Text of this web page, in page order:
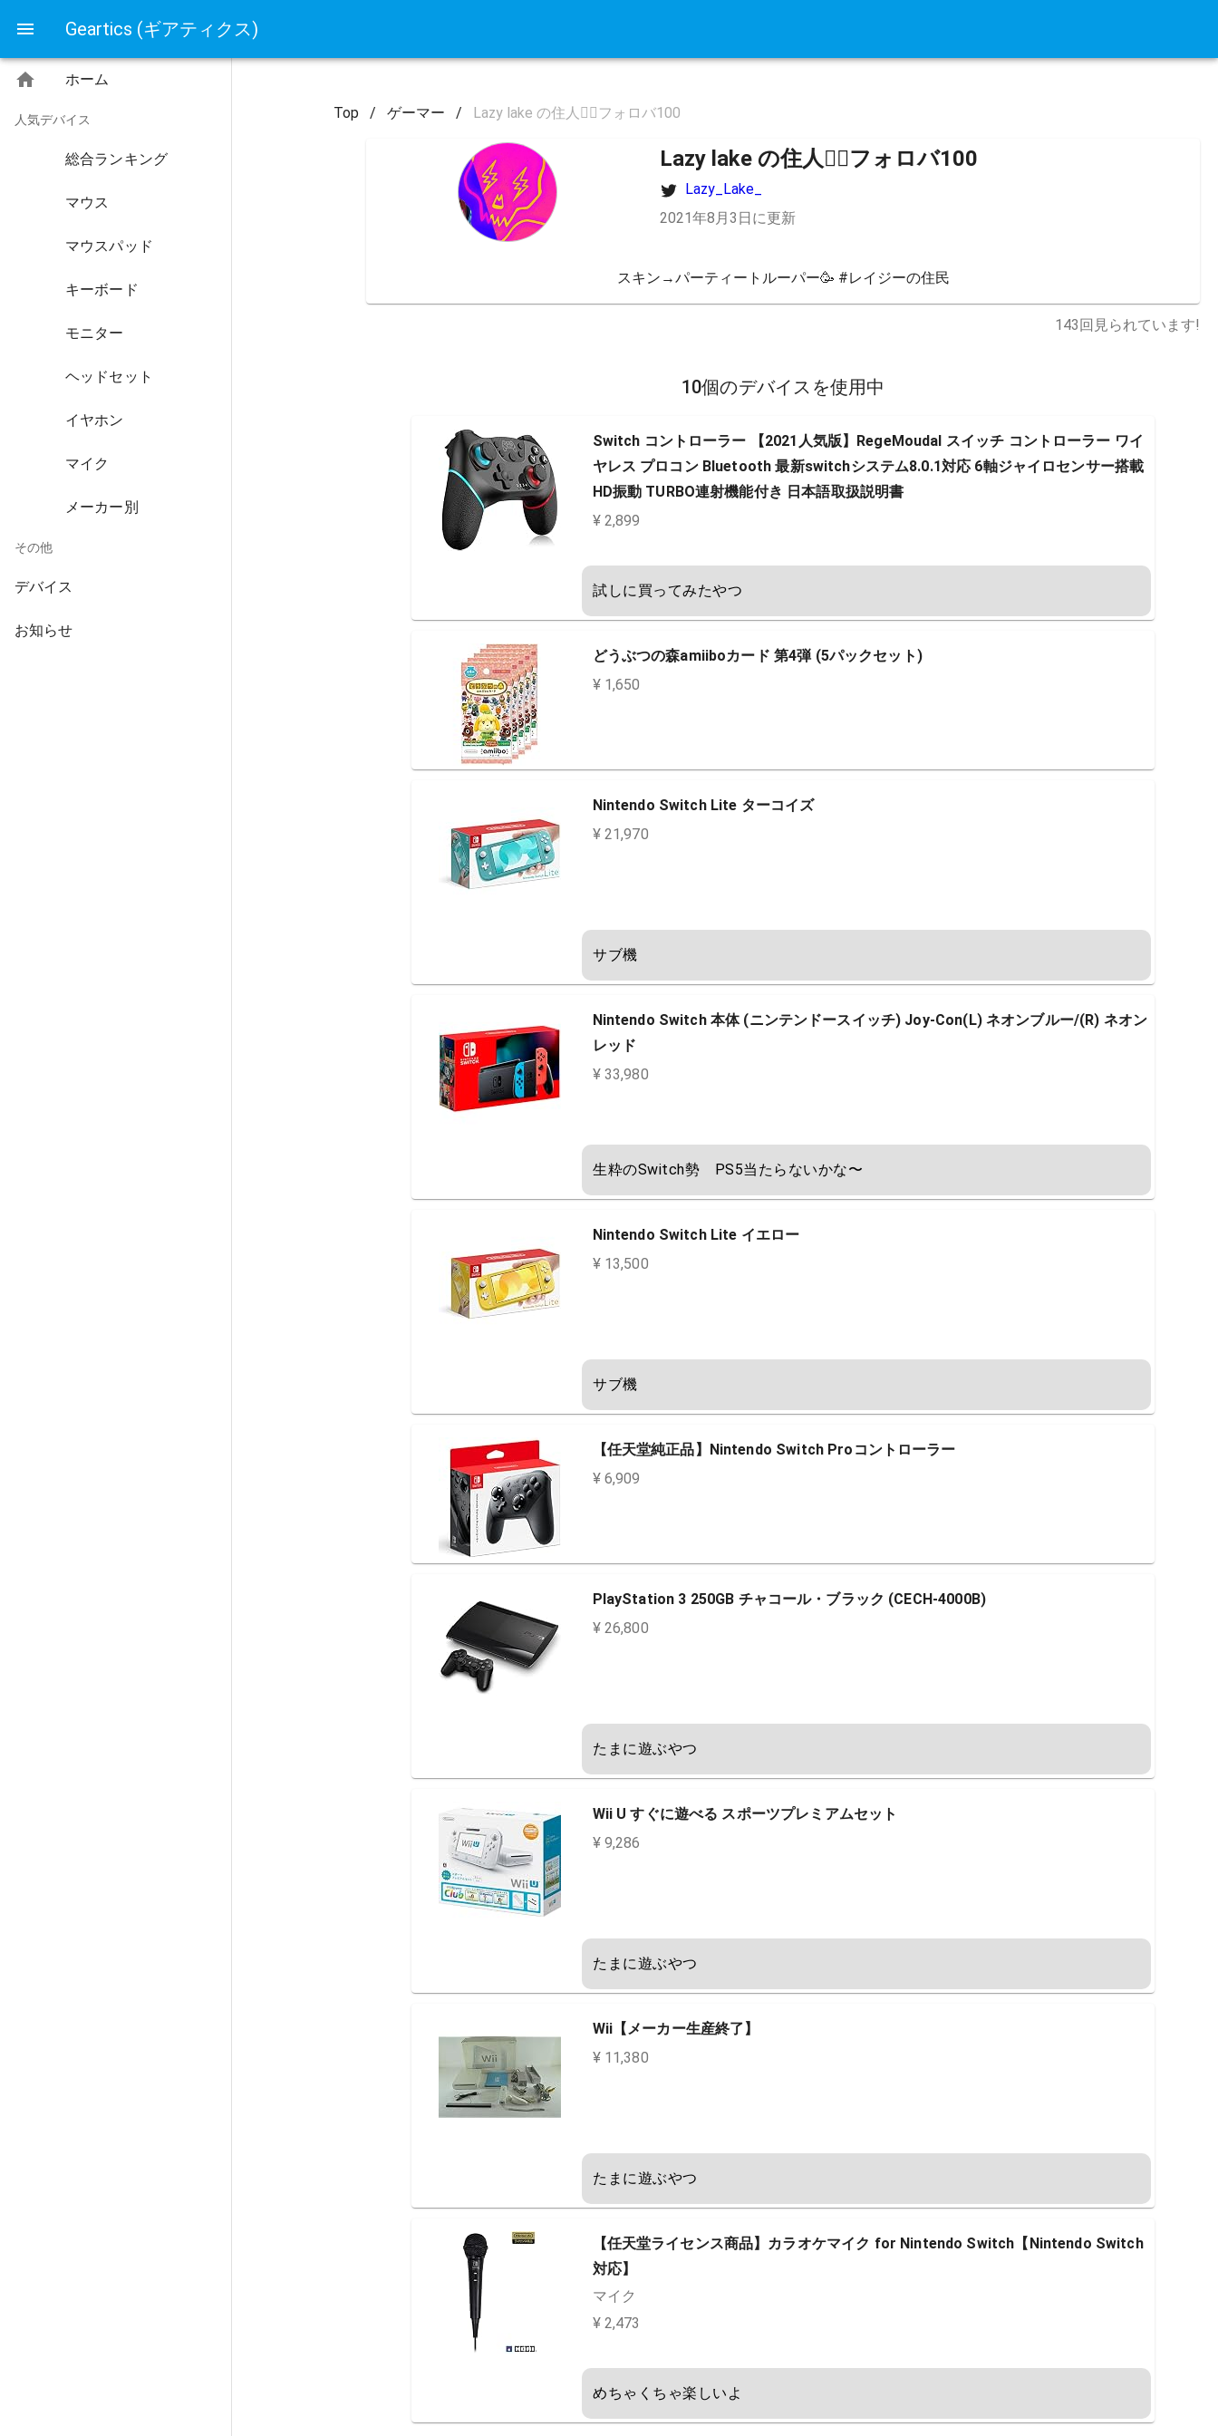
Geartics (ギアティクス)
ホーム
人気デバイス
総合ランキング
マウス
マウスパッド
キーボード
モニター
ヘッドセット
イヤホン
マイク
メーカー別
その他
デバイス
お知らせ
Top / ゲーマー / Lazy lake の住人🧘‍♂️フォロバ100
Lazy lake の住人🧘‍♂️フォロバ100
Lazy_Lake_
2021年8月3日に更新
スキン→パーティートルーパー🥳 #レイジーの住民
143回見られています!
10個のデバイスを使用中
Switch コントローラー 【2021人気版】RegeMoudal スイッチ コントローラー ワイ
ヤレス プロコン Bluetooth 最新switchシステム8.0.1対応 6軸ジャイロセンサー搭載
HD振動 TURBO連射機能付き 日本語取扱説明書
¥ 2,899
試しに買ってみたやつ
どうぶつの森amiiboカード 第4弾 (5パックセット)
¥ 1,650
Nintendo Switch Lite ターコイズ
¥ 21,970
サブ機
Nintendo Switch 本体 (ニンテンドースイッチ) Joy-Con(L) ネオンブルー/(R) ネオン
レッド
¥ 33,980
生粋のSwitch勢　PS5当たらないかな〜
Nintendo Switch Lite イエロー
¥ 13,500
サブ機
【任天堂純正品】Nintendo Switch Proコントローラー
¥ 6,909
PlayStation 3 250GB チャコール・ブラック (CECH-4000B)
¥ 26,800
たまに遊ぶやつ
Wii U すぐに遊べる スポーツプレミアムセット
¥ 9,286
たまに遊ぶやつ
Wii【メーカー生産終了】
¥ 11,380
たまに遊ぶやつ
【任天堂ライセンス商品】カラオケマイク for Nintendo Switch【Nintendo Switch
対応】
マイク
¥ 2,473
めちゃくちゃ楽しいよ